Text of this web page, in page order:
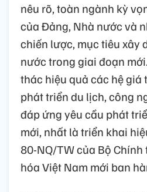
nêu rõ, toàn ngành kỳ
của Đảng, Nhà nước và
chiến lược, mục tiêu xây
nước trong giai đoạn
thác hiệu quả các hệ giá
phát triển du lịch, công
đáp ứng yêu cầu phát
mới, nhất là triển khai
80-NQ/TW của Bộ
hóa Việt Nam mới ban